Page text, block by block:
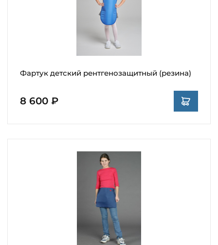
Фартук детский рентгенозащитный (резина)
8 600 ₽